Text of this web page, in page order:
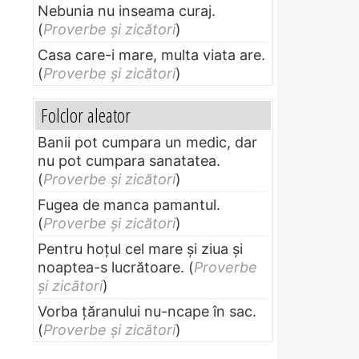
Nebunia nu inseama curaj.
(Proverbe și zicători)
Casa care-i mare, multa viata are.
(Proverbe și zicători)
Folclor aleator
Banii pot cumpara un medic, dar
nu pot cumpara sanatatea.
(Proverbe și zicători)
Fugea de manca pamantul.
(Proverbe și zicători)
Pentru hoţul cel mare şi ziua şi
noaptea-s lucrătoare. (Proverbe
și zicători)
Vorba ţăranului nu-ncape în sac.
(Proverbe și zicători)